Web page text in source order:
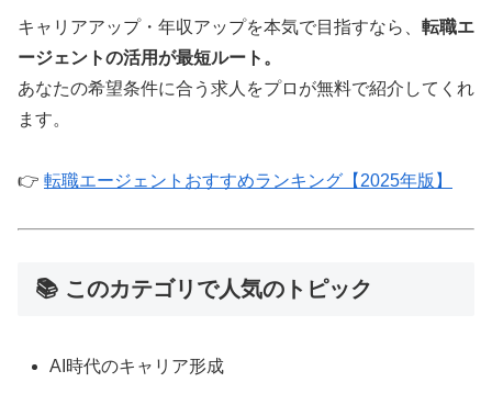
キャリアアップ・年収アップを本気で目指すなら、 転職エ
ージェントの活用が最短ルート。
あなたの希望条件に合う求人をプロが無料で紹介してくれ
ます。
👉 転職エージェントおすすめランキング【2025年版】
📚 このカテゴリで人気のトピック
AI時代のキャリア形成